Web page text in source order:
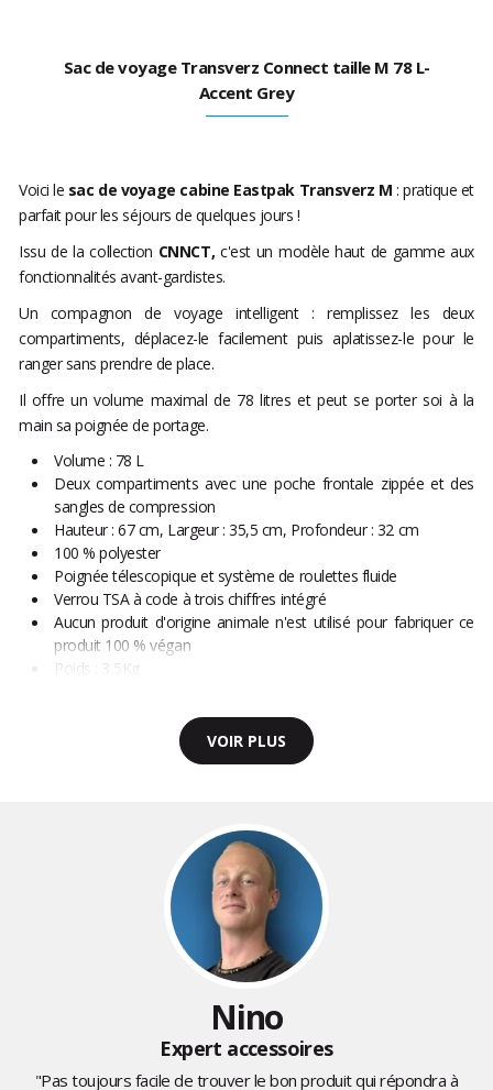
Sac de voyage Transverz Connect taille M 78 L-
Accent Grey
Voici le sac de voyage cabine Eastpak Transverz M : pratique et
parfait pour les séjours de quelques jours !
Issu de la collection CNNCT, c'est un modèle haut de gamme aux
fonctionnalités avant-gardistes.
Un compagnon de voyage intelligent : remplissez les deux
compartiments, déplacez-le facilement puis aplatissez-le pour le
ranger sans prendre de place.
Il offre un volume maximal de 78 litres et peut se porter soi à la
main sa poignée de portage.
Volume : 78 L
Deux compartiments avec une poche frontale zippée et des
sangles de compression
Hauteur : 67 cm, Largeur : 35,5 cm, Profondeur : 32 cm
100 % polyester
Poignée télescopique et système de roulettes fluide
Verrou TSA à code à trois chiffres intégré
Aucun produit d'origine animale n'est utilisé pour fabriquer ce
produit 100 % végan
Poids : 3,5Kg
VOIR PLUS
Nino
Expert accessoires
"Pas toujours facile de trouver le bon produit qui répondra à